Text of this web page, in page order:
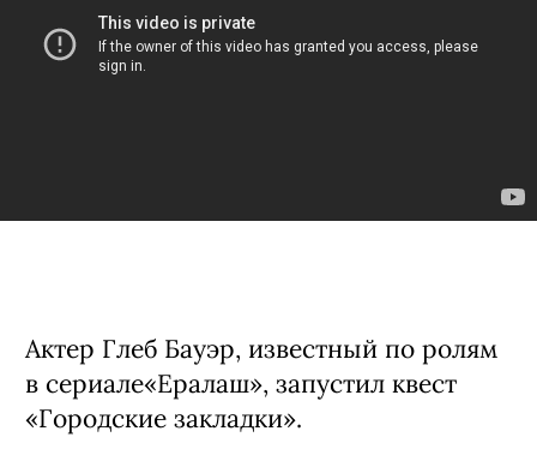
Актер Глеб Бауэр, известный по ролям
в сериале«Ералаш», запустил квест
«Городские закладки».